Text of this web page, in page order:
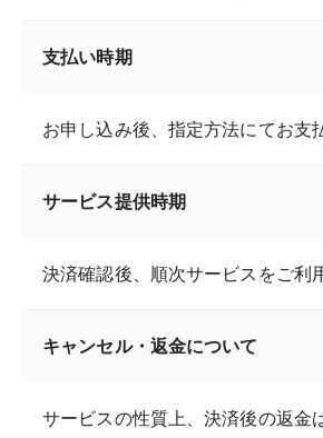
支払い時期
お申し込み後、指定方法にてお支
サービス提供時期
決済確認後、順次サービスをご利
キャンセル・返金について
サービスの性質上、決済後の返金